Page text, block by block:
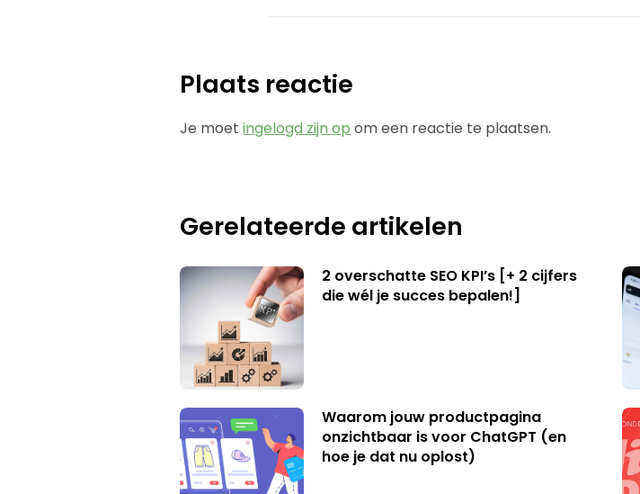
Plaats reactie
Je moetingelogd zijn op om een reactie te plaatsen.
Gerelateerde artikelen
2 overschatte SEO KPI’s [+ 2 cijfers
die wél je succes bepalen!]
Waarom jouw productpagina
onzichtbaar is voor ChatGPT (en
hoe je dat nu oplost)